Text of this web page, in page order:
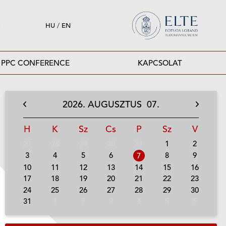
HU / EN
PPC CONFERENCE KAPCSOLAT
2026. AUGUSZTUS 07.
H K Sz Cs P Sz V
1
2
3
4 5 6 7 8
9
10
11 12 13 14 15
16
17
18 19 20 21 22
23
24
25 26 27 28 29
30
31